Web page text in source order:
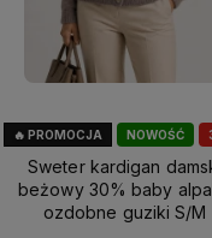
NOWOŚĆ
OKAZJA
🔥 PROMOCJA
Sweter kardigan
beżowy 30% baby
ozdobne guziki S/M